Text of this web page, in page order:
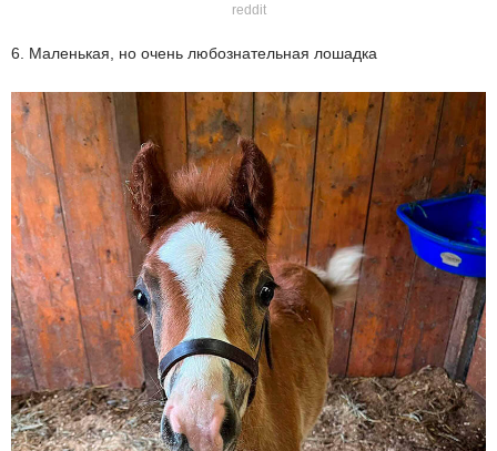
reddit
6. Маленькая, но очень любознательная лошадка